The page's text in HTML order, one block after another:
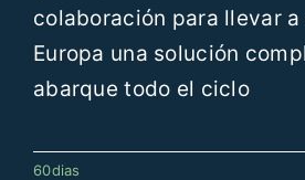
colaboración para llevar
Europa una solución
abarque todo el ciclo
60dias
Nueva Alianza entre